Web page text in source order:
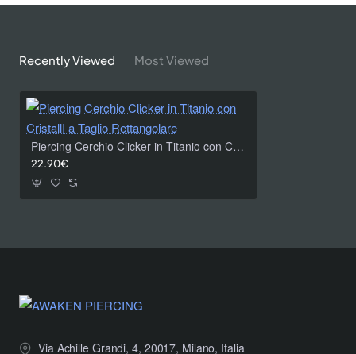
Recently Viewed Most Viewed
Piercing Cerchio Clicker in Titanio con CristallI a Taglio Rettangolare
22.90€
Via Achille Grandi, 4, 20017, Milano, Italia